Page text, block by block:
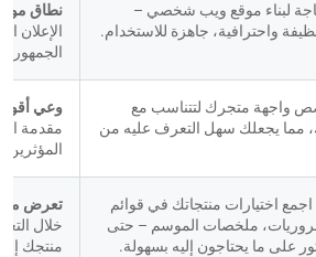
واحترافية، جاهزة للاستخدام.
نطاق
الجمهور.
وعي أقوى
المؤثرين.
على ما يحتاجون إليه بسهولة.
تعرض
منتجك